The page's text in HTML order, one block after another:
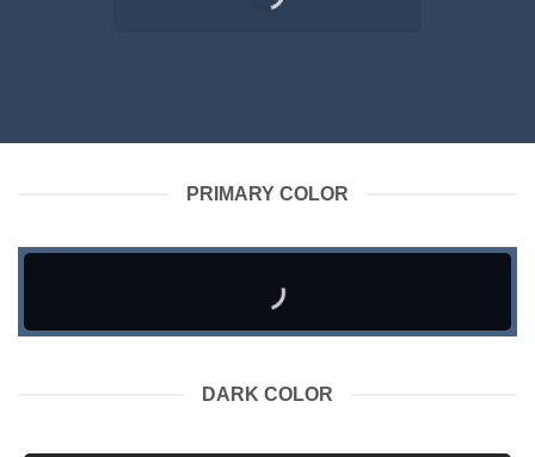
PRIMARY COLOR
DARK COLOR